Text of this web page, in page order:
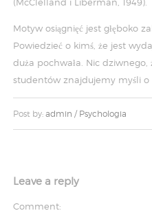
Motyw osiągnięć jest głęboko
Powiedzieć o kimś, że jest
duża pochwała. Nic
studentów znajdujemy myśli o
Post by: admin / Psychologia
Leave a reply
Comment